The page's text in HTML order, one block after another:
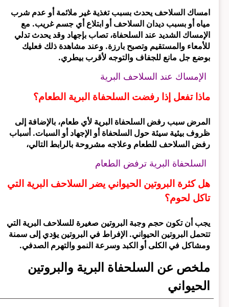
امساك السلاحف يحدث بسبب تغذية غير ملائمة أو عدم شرب
مياه أو بسبب ديدان السلاحف أو ابتلاع أي جسم غريب. مع
الإمساك الشديد عند السلحفاة، تصاب بإجهاد وقد يحدث تدلي
للأمعاء والمستقيم وتصبح بارزة. وعند مشاهدة ذلك فعليك
بوضع جل مانع للجفاف والتوجه لأقرب بيطري.
الإمساك عند السلاحف البرية
ماذا تفعل إذا رفضت السلحفاة البرية الطعام؟
المرض سبب رفض السلحفاة البرية لأي طعام، بالإضافة إلى
ظروف بيئية سيئة حول السلحفاة أو الإجهاد أو السبات. أسباب
رفض السلاحف للطعام وعلاجه مشروحة بالرابط التالي،
السلحفاة البرية ترفض الطعام
هل كثرة البروتين الحيواني يضر السلاحف البرية التي
تاكل لحوم؟
يجب أن تكون حجم وجبة البروتين صغيرة للسلاحف البرية التي
تتحمل البروتين الحيواني. الإفراط في البروتين يؤدي إلى سمنة
ومشاكل في الكلى أو الكبد وسرعة النمو والتهرم الصدفي.
ملخص عن السلحفاة البرية والبروتين
الحيواني